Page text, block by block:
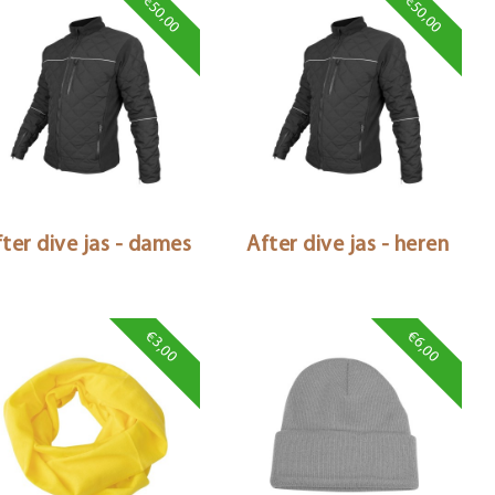
€50,00
dive jas - dames
€50,00
After dive jas - heren
€3,00 €6,00